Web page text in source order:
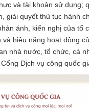
và tài khoản sử dụng;
giải quyết thủ tục hành
ánh, kiến nghị của tổ
hiệu năng hoạt động
nhà nước, tổ chức, cá
Dịch vụ công quốc